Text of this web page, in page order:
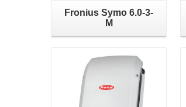
Fronius Symo 6.0-3-
M